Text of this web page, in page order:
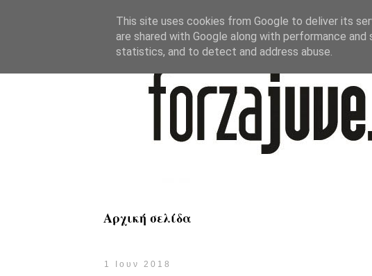
Αρχική σελίδα
1 Ιουν 2018
This site uses cookies from Google to deliver its
are shared with Google along with performance
statistics, and to detect and address abuse.